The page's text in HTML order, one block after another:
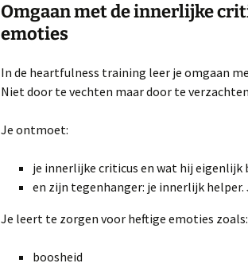
Omgaan met de innerlijke
emoties
In de heartfulness training leer je omgaan
Niet door te vechten maar door te
Je ontmoet:
je innerlijke criticus en wat hij eigenlijk
en zijn tegenhanger: je innerlijk helper.
Je leert te zorgen voor heftige emoties zoals:
boosheid